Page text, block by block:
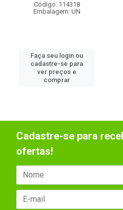
Código: 114318
Embalagem: UN
Faça seu login ou
cadastre-se para
ver preços e
comprar
Cadastre-se para
ofertas!